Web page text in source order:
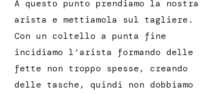
A questo punto prendiamo la nostra
arista e mettiamola sul tagliere.
Con un coltello a punta fine
incidiamo l’arista formando delle
fette non troppo spesse, creando
delle tasche, quindi non dobbiamo